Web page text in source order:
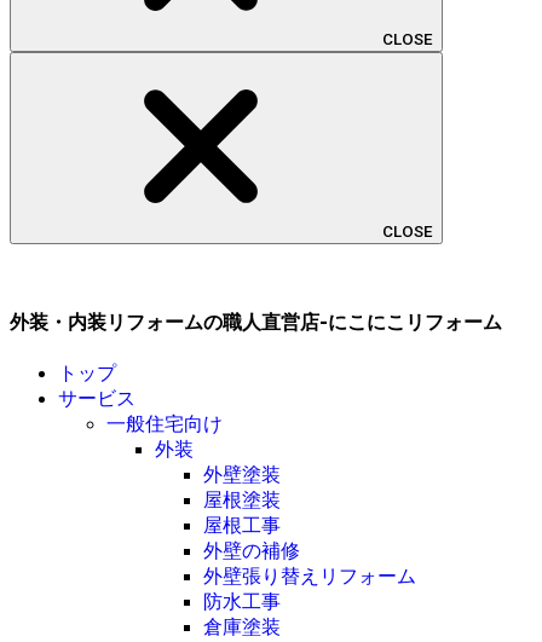
CLOSE
CLOSE
外装・内装リフォームの職人直営店-にこにこリフォーム
トップ
サービス
一般住宅向け
外装
外壁塗装
屋根塗装
屋根工事
外壁の補修
外壁張り替えリフォーム
防水工事
倉庫塗装